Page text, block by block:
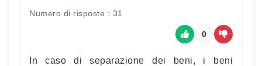
Numero di risposte : 31
0
In caso di separazione dei beni, i beni